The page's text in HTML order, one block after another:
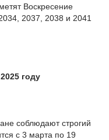
Воскресение
2037, 2038 и 2041
году
соблюдают строгий
с 3 марта по 19